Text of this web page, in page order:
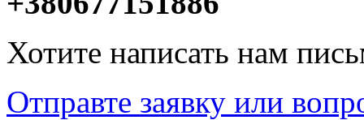
Хотите написать нам
Отправте заявку или